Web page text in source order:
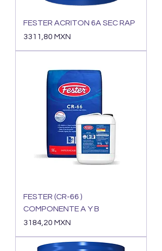
FESTER ACRITON 6A SEC RAP
Precio
3311,80 MXN
FESTER (CR-66 )
COMPONENTE A Y B
Precio
3184,20 MXN